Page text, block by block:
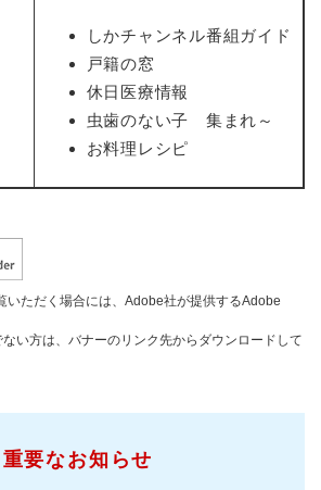
しかチャンネル番組ガイド
戸籍の窓
休日医療情報
虫歯のない子 集まれ～
お料理レシピ
いただく場合には、Adobe社が提供するAdobe
い方は、バナーのリンク先からダウンロードして
重要なお知らせ